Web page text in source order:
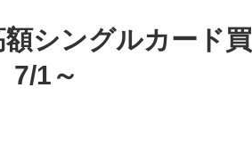
シングルカード買
7/1～